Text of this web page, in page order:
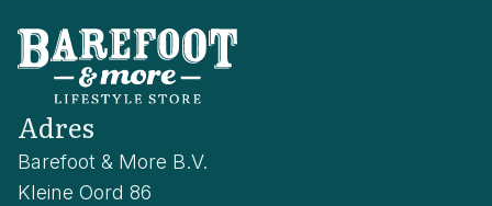
Adres
Barefoot & More B.V.
Kleine Oord 86